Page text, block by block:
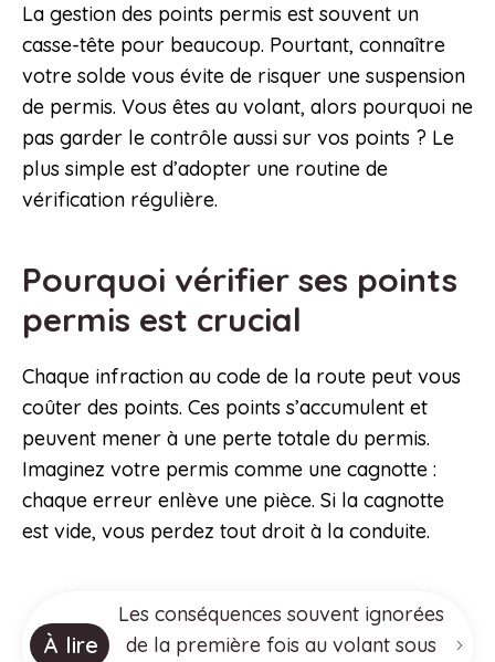
La gestion des points permis est souvent un
casse-tête pour beaucoup. Pourtant, connaître
votre solde vous évite de risquer une suspension
de permis. Vous êtes au volant, alors pourquoi ne
pas garder le contrôle aussi sur vos points ? Le
plus simple est d’adopter une routine de
vérification régulière.
Pourquoi vérifier ses points
permis est crucial
Chaque infraction au code de la route peut vous
coûter des points. Ces points s’accumulent et
peuvent mener à une perte totale du permis.
Imaginez votre permis comme une cagnotte :
chaque erreur enlève une pièce. Si la cagnotte
est vide, vous perdez tout droit à la conduite.
À lire
Les conséquences souvent ignorées
de la première fois au volant sous